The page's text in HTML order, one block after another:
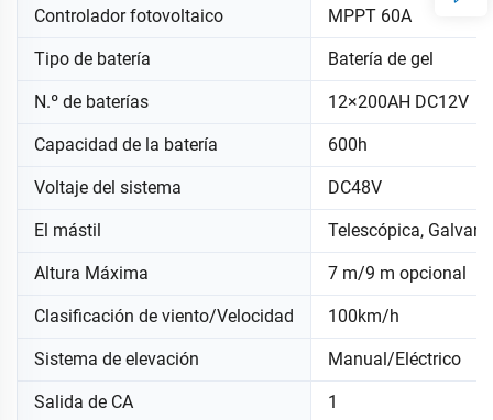
Controlador fotovoltaico MPPT 60A
Tipo de batería Batería de gel
N.º de baterías 12×200AH DC12V
Capacidad de la batería 600h
Voltaje del sistema DC48V
El mástil Telescópica,
Altura Máxima 7 m/9 m opcional
Clasificación de viento/Velocidad 100km/h
Sistema de elevación Manual/Eléctrico
Salida de CA 1